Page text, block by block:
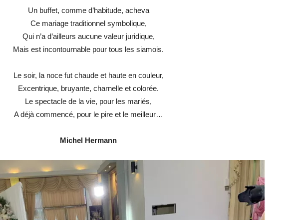
Un buffet, comme d’habitude, acheva
Ce mariage traditionnel symbolique,
Qui n’a d’ailleurs aucune valeur juridique,
Mais est incontournable pour tous les siamois.
Le soir, la noce fut chaude et haute en couleur,
Excentrique, bruyante, charnelle et colorée.
Le spectacle de la vie, pour les mariés,
A déjà commencé, pour le pire et le meilleur…
Michel Hermann